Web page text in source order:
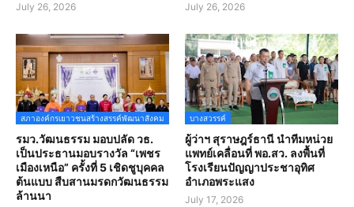
July 26, 2026 July 26, 2026
สภาองค์กรเยาวชนสร้างสรรค์พัฒนาสังคม
รมว.วัฒนธรรม มอบปลัด วธ.
เป็นประธานมอบรางวัล “เพชร
เมืองเหนือ” ครั้งที่ 5 เชิดชูบุคคล
ต้นแบบ สืบสานมรดกวัฒนธรรม
ล้านนา
บางสวรรค์
ผู้ว่าฯ สุราษฎร์ธานี นำทีมหน่วย
แพทย์เคลื่อนที่ พอ.สว. ลงพื้นที่
โรงเรียนปัญญาประชาอุทิศ
อำเภอพระแสง
July 17, 2026